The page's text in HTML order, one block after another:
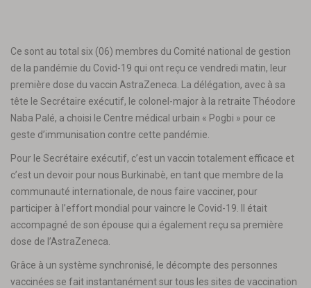
Ce sont au total six (06) membres du Comité national de gestion
de la pandémie du Covid-19 qui ont reçu ce vendredi matin, leur
première dose du vaccin AstraZeneca. La délégation, avec à sa
tête le Secrétaire exécutif, le colonel-major à la retraite Théodore
Naba Palé, a choisi le Centre médical urbain « Pogbi » pour ce
geste d’immunisation contre cette pandémie.
Pour le Secrétaire exécutif, c’est un vaccin totalement efficace et
c’est un devoir pour nous Burkinabè, en tant que membre de la
communauté internationale, de nous faire vacciner, pour
participer à l’effort mondial pour vaincre le Covid-19. Il était
accompagné de son épouse qui a également reçu sa première
dose de l’AstraZeneca.
Grâce à un système synchronisé, le décompte des personnes
vaccinées se fait instantanément sur tous les sites de vaccination